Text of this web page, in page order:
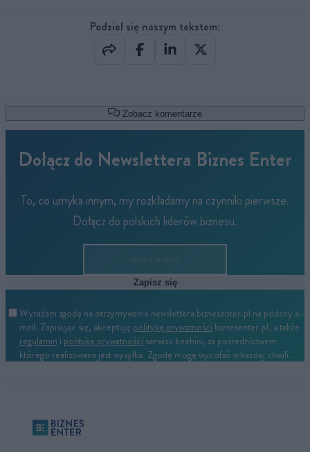
Podziel się naszym tekstem:
Zobacz komentarze
Dołącz do Newslettera Biznes Enter
To, co umyka innym, my rozkładamy na czynniki pierwsze.
Dołącz do polskich liderów biznesu.
Zapisz się
Wyrażam zgodę na otrzymywanie newslettera biznesenter.pl na podany e-
mail. Zapisując się, akceptuję politykę prywatności biznesenter.pl, a także
regulamin i politykę prywatności serwisu beehiiv, za pośrednictwem
którego realizowana jest wysyłka. Zgodę mogę wycofać w każdej chwili.